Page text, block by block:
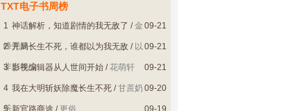
TXT电子书周榜
09-21
1 神话解析，知道剧情的我无敌了 /金
峰无缺 09-21
2 开局长生不死，谁都以为我无敌 / 以
非当年少 09-21
3 影视编辑器从人世间开始 /花萌轩
09-20
4 我在大明斩妖除魔长生不死 /甘蔗奶
爸 09-19
5 新官路商途 /更俗